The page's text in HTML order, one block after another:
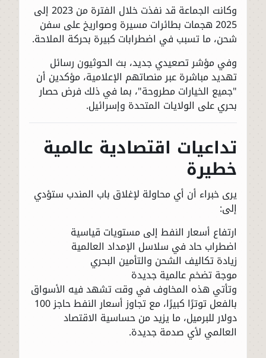
وكانت الجماعة قد نفذت خلال الفترة من 2023 إلى
2025 هجمات بطائرات مسيرة وصواريخ على سفن
شحن، ما تسبب في اضطرابات كبيرة بحركة الملاحة.
وفي مؤشر تصعيدي جديد، بث الحوثيون رسائل
تهديد مباشرة عبر منصاتهم الإعلامية، مؤكدين أن
"جميع الخيارات مطروحة"، بما في ذلك فرض حصار
بحري على الولايات المتحدة وإسرائيل.
تداعيات اقتصادية عالمية
خطيرة
يرى خبراء أن أي محاولة لإغلاق باب المندب ستؤدي
إلى:
ارتفاع أسعار النفط إلى مستويات قياسية
اضطراب حاد في سلاسل الإمداد العالمية
زيادة تكاليف الشحن والتأمين البحري
موجة تضخم عالمية جديدة
وتأتي هذه المخاوف في وقت تشهد فيه الأسواق
بالفعل توترًا كبيرًا، مع تجاوز أسعار النفط حاجز 100
دولار للبرميل، ما يزيد من حساسية الاقتصاد
العالمي لأي صدمة جديدة.